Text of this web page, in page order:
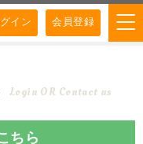
イン 会員登録
Login OR Contact us
ちら